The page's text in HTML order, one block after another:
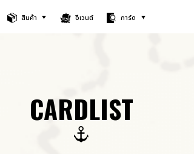
สินค้า อีเวนต์ การ์ด
CARDLIST